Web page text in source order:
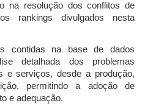
na resolução dos conflitos de
rankings divulgados nesta
contidas na base de dados
detalhada dos problemas
e serviços, desde a produção,
permitindo a adoção de
e adequação.